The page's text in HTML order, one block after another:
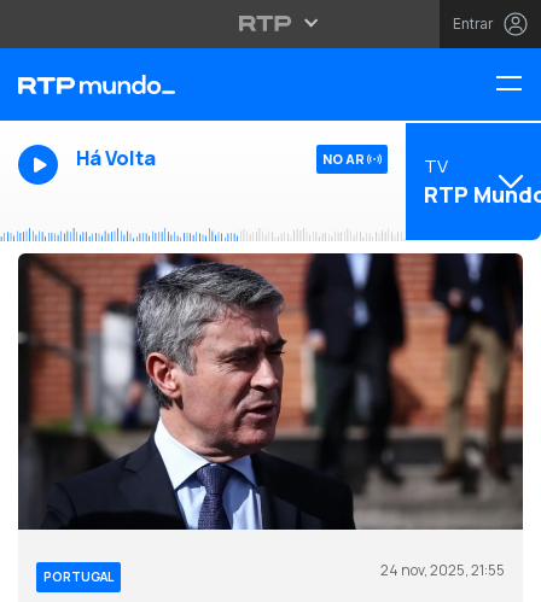
Entrar
Há Volta NO AR TV
RTP
PORTUGAL 24 nov, 2025, 21:55